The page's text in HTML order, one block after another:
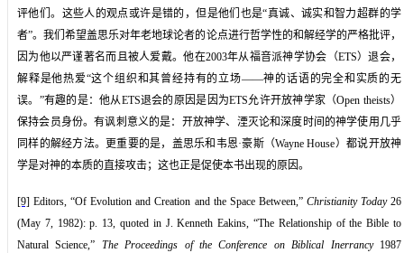
评他们。这些人的观点或许是错的，但是他们也是“真诚、诚实和智力超群的学
者”。我们希望盖思乐对年老地球论者的论点进行哲学性的和解经学的严格批评，
因为他以严谨著名而且被人爱戴。他在2003年从福音派神学协会（ETS）退会，
解释是他热爱“这个组织和其曾经持有的立场——神的话语的完全和实质的无
误。”有趣的是：他从ETS退会的原因是因为ETS允许开放神学家（Open theists）
保持会员身份。有讽刺意义的是：开放神学、湮灭论和深度时间的神学使用几乎
同样的解经方法。更重要的是，盖思乐和韦恩·豪斯（Wayne House）都说开放神
学是对神的本质的直接攻击；这也正是促使本书出现的原因。
[9] Editors, “Of Evolution and Creation and the Space Between,” Christianity Today26
(May 7, 1982): p. 13, quoted in J. Kenneth Eakins, “The Relationship of the Bible to
Natural Science,” The Proceedings of the Conference on Biblical Inerrancy1987